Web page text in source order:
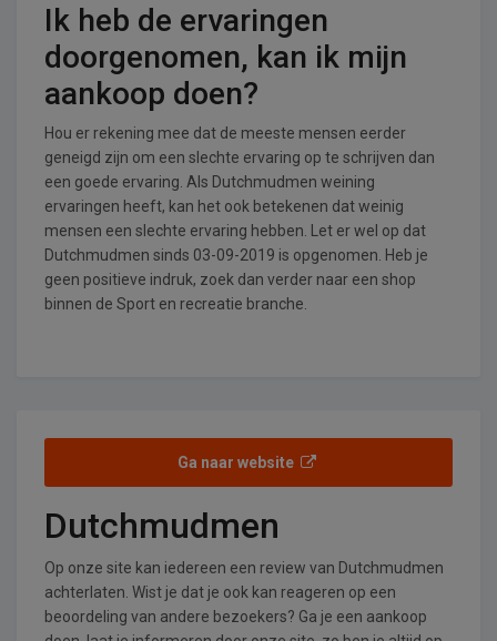
Ik heb de ervaringen
doorgenomen, kan ik mijn
aankoop doen?
Hou er rekening mee dat de meeste mensen eerder
geneigd zijn om een slechte ervaring op te schrijven dan
een goede ervaring. Als Dutchmudmen weining
ervaringen heeft, kan het ook betekenen dat weinig
mensen een slechte ervaring hebben. Let er wel op dat
Dutchmudmen sinds 03-09-2019 is opgenomen. Heb je
geen positieve indruk, zoek dan verder naar een shop
binnen de Sport en recreatie branche.
Ga naar website
Dutchmudmen
Op onze site kan iedereen een review van Dutchmudmen
achterlaten. Wist je dat je ook kan reageren op een
beoordeling van andere bezoekers? Ga je een aankoop